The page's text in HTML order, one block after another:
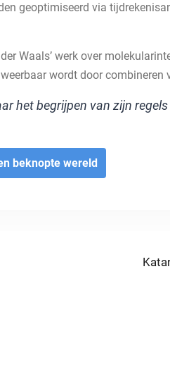
geoptimiseerd via
Waals’ werk over
wordt door combineren
het begrijpen van zijn
beknopte wereld
Next